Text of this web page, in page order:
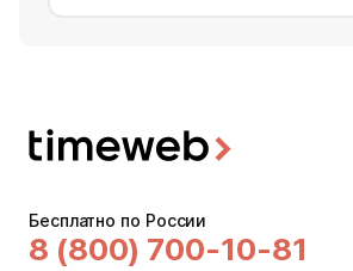
Бесплатно по России
8 (800) 700-10-81